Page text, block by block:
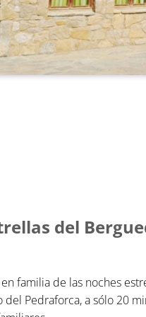
del
familia de las noches
Pedraforca, a sólo 20